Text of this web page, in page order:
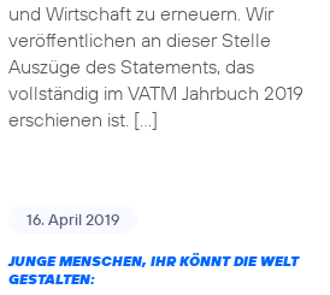
und Wirtschaft zu erneuern. Wir
veröffentlichen an dieser Stelle
Auszüge des Statements, das
vollständig im VATM Jahrbuch 2019
erschienen ist. […]
16. April 2019
JUNGE MENSCHEN, IHR KÖNNT DIE WELT
GESTALTEN: